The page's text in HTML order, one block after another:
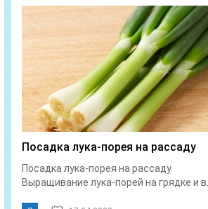
Посадка лука-порея на рассаду
Посадка лука-порея на рассаду
Выращивание лука-порей на грядке и в...